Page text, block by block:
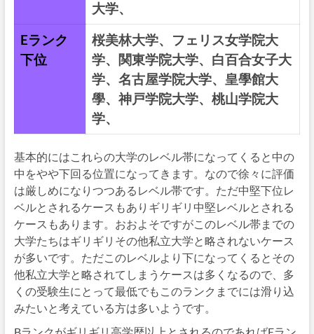
大学、
Eランク
下位
桜美林大学、フェリス女学院大
学、関東学院大学、白百合女子大
学、名古屋学院大学、皇學館大
學、神戸学院大学、桃山学院大
学、
基本的にはこれらの大学のレベル帯になってくると中の
中をやや下回る位置になってきます。なので徐々に評価
は厳しめになりつつあるレベル帯です。ただ中堅下位レ
ベルとされるケースもありギリギリ中堅レベルとされる
ケースもあります。おおよそですがこのレベル帯までの
大学たちはギリギリその他私立大学と略されないケース
が多いです。ただこのレベルより下になってくるとその
他私立大学と略されてしまうケースは多くなるので、多
くの受験生にとって最低でもこのランクまでには滑り込
みたいと考えている方は多いようです。